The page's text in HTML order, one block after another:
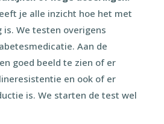
je alle inzicht hoe het met
We testen overigens
Aan de
goed beeld te zien of er
en ook of er
is. We starten de test wel